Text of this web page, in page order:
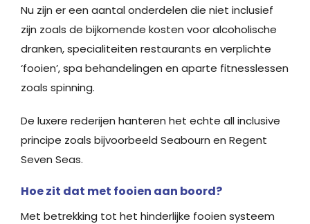
Nu zijn er een aantal onderdelen die niet inclusief
zijn zoals de bijkomende kosten voor alcoholische
dranken, specialiteiten restaurants en verplichte
‘fooien’, spa behandelingen en aparte fitnesslessen
zoals spinning.
De luxere rederijen hanteren het echte all inclusive
principe zoals bijvoorbeeld Seabourn en Regent
Seven Seas.
Hoe zit dat met fooien aan boord?
Met betrekking tot het hinderlijke fooien systeem